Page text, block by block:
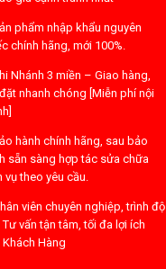
phẩm nhập khẩu nguyên
chính hãng, mới 100%.
Nhánh 3 miền – Giao hàng,
nhanh chóng [Miễn phí nội
hành chính hãng, sau bảo
sẵn sàng hợp tác sửa chữa
vụ theo yêu cầu.
viên chuyên nghiệp, trình độ
vấn tận tâm, tối đa lợi ích
Hàng